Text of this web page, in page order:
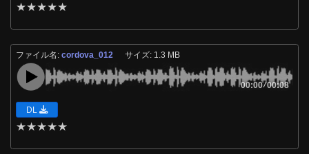
★★★★★
ファイル名:cordova_012 サイズ: 1.3 MB
00:00/00:08
DL
★★★★★